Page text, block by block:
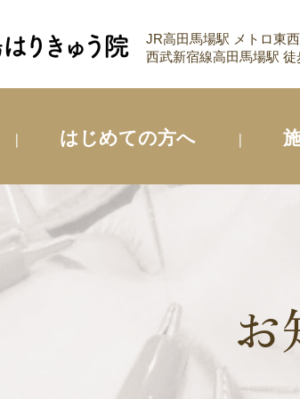
JR高田馬場駅 メトロ東
西武新宿線高田馬場駅 徒
はじめての方へ